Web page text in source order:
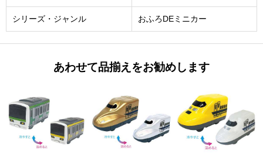
シリーズ・ジャンル おふろDEミニカー
あわせて品揃えをお勧めします